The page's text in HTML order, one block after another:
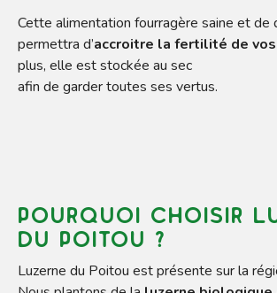
Cette alimentation fourragère saine et de
permettra d’accroitre la fertilité de vos
plus, elle est stockée au sec
afin de garder toutes ses vertus.
Pourquoi choisir
du Poitou ?
Luzerne du Poitou est présente sur la